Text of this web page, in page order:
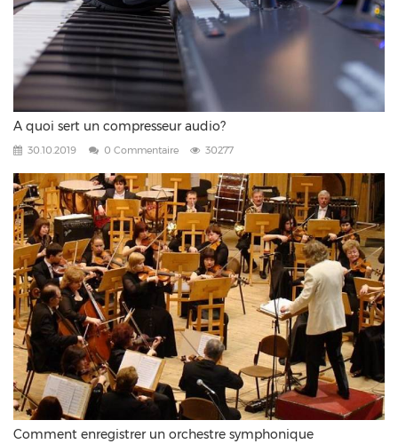
A quoi sert un compresseur audio?
30.10.2019 0 Commentaire 30277
Comment enregistrer un orchestre symphonique